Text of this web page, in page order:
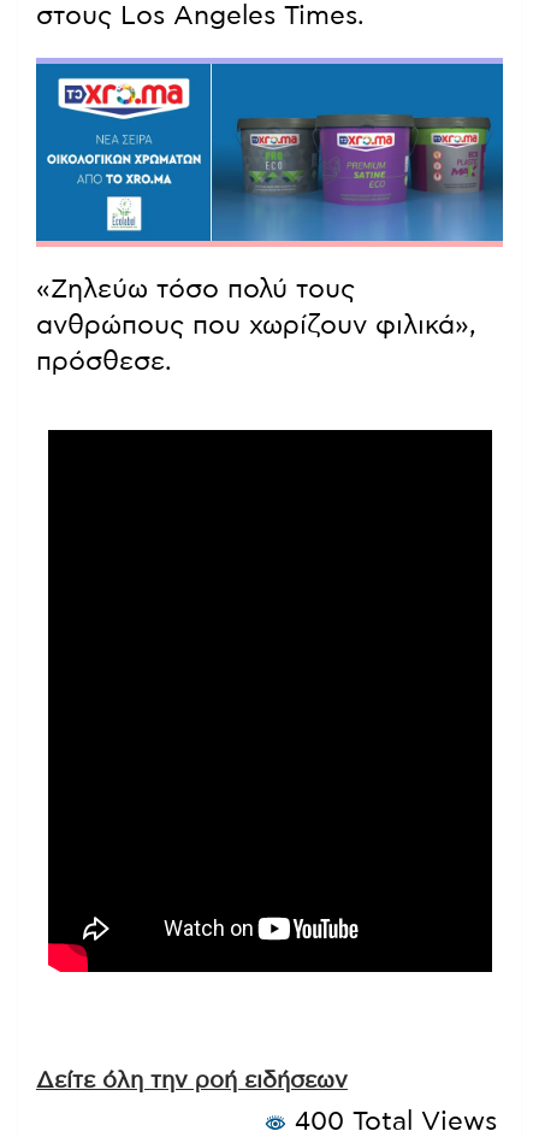
στους Los Angeles Times.
«Ζηλεύω τόσο πολύ τους
ανθρώπους που χωρίζουν φιλικά»,
πρόσθεσε.
Δείτε όλη την ροή ειδήσεων
400 Total Views